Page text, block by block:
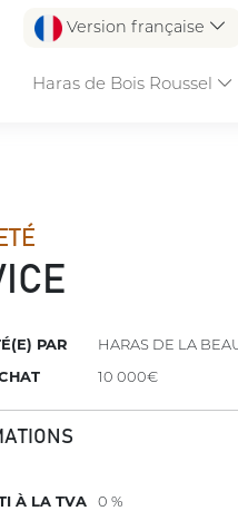
Version française
Haras de Bois Roussel
PAR
HARAS DE LA
10 000€
À LA TVA 0 %